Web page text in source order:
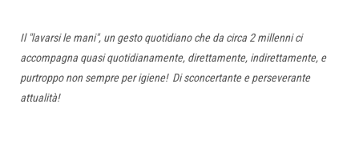
Il "lavarsi le mani", un gesto quotidiano che da circa 2 millenni ci
accompagna quasi quotidianamente, direttamente, indirettamente, e
purtroppo non sempre per igiene! Di sconcertante e perseverante
attualità!